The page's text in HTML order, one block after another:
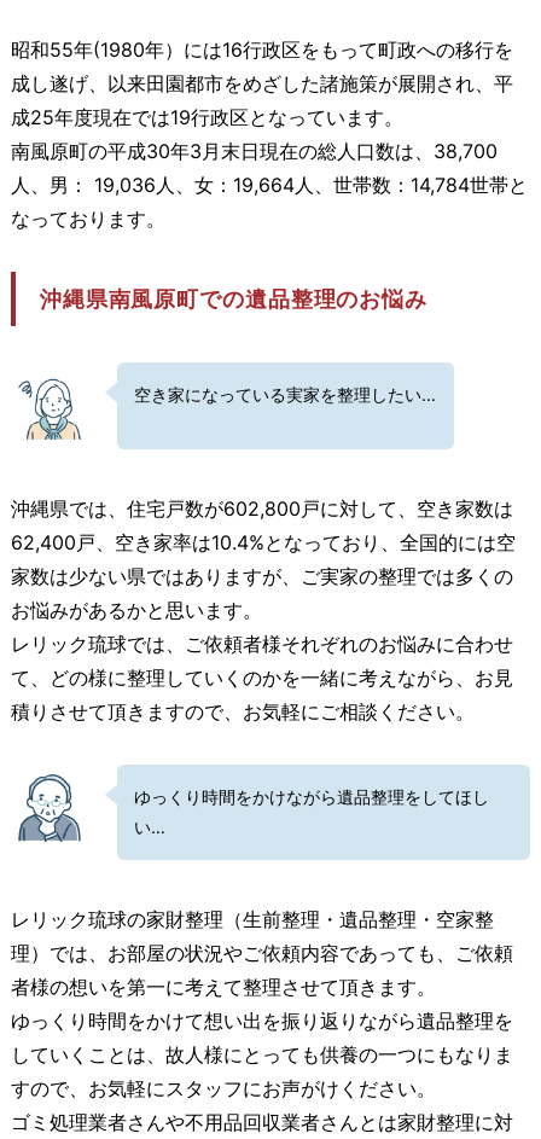
昭和55年(1980年）には16行政区をもって町政への移行を
成し遂げ、以来田園都市をめざした諸施策が展開され、平
成25年度現在では19行政区となっています。
南風原町の平成30年3月末日現在の総人口数は、38,700
人、男： 19,036人、女：19,664人、世帯数：14,784世帯と
なっております。
沖縄県南風原町での遺品整理のお悩み
空き家になっている実家を整理したい…
沖縄県では、住宅戸数が602,800戸に対して、空き家数は
62,400戸、空き家率は10.4%となっており、全国的には空
家数は少ない県ではありますが、ご実家の整理では多くの
お悩みがあるかと思います。
レリック琉球では、ご依頼者様それぞれのお悩みに合わせ
て、どの様に整理していくのかを一緒に考えながら、お見
積りさせて頂きますので、お気軽にご相談ください。
ゆっくり時間をかけながら遺品整理をしてほし
い…
レリック琉球の家財整理（生前整理・遺品整理・空家整
理）では、お部屋の状況やご依頼内容であっても、ご依頼
者様の想いを第一に考えて整理させて頂きます。
ゆっくり時間をかけて想い出を振り返りながら遺品整理を
していくことは、故人様にとっても供養の一つにもなりま
すので、お気軽にスタッフにお声がけください。
ゴミ処理業者さんや不用品回収業者さんとは家財整理に対